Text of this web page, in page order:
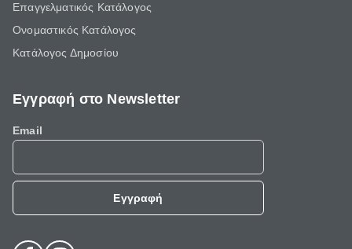
Επαγγελματικός Κατάλογος
Ονομαστικός Κατάλογος
Κατάλογος Δημοσίου
Εγγραφή στο Newsletter
Email
Εγγραφή